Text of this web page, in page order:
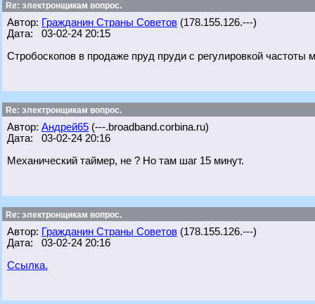
Re: электронщикам вопрос.
Автор: Гражданин Страны Советов (178.155.126.---)
Дата: 03-02-24 20:15
Стробоскопов в продаже пруд пруди с регулировкой частоты
Re: электронщикам вопрос.
Автор: Андрей65 (---.broadband.corbina.ru)
Дата: 03-02-24 20:16
Механический таймер, не ? Но там шаг 15 минут.
Re: электронщикам вопрос.
Автор: Гражданин Страны Советов (178.155.126.---)
Дата: 03-02-24 20:16
Ссылка.